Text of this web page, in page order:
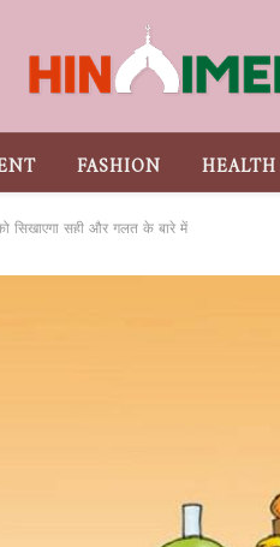
FASHION HEALTH
सिखाएगा सही और गलत के बारे में